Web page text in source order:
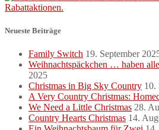
Neueste Beiträge
Family Switch 19. September
Weihnachtspäckchen … haben
2025
Christmas in Big Sky Country 10.
A Very Country Christmas:
We Need a Little Christmas 28.
Country Hearts Christmas 14.